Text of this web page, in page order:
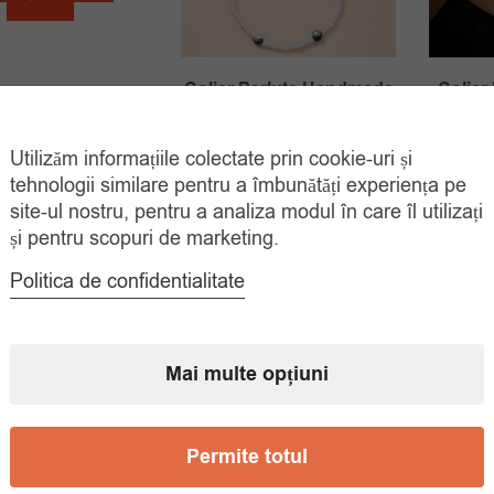
este:
Colier Perlute Handmade
60.00lei
Prețul
inițial
a
35.00 leiPrețul
curent
este:
ADAUGĂ ÎN
COȘ
Colier
Utilizăm informațiile colectate prin cookie-uri și
tehnologii similare pentru a îmbunătăți experiența pe
site-ul nostru, pentru a analiza modul în care îl utilizați
și pentru scopuri de marketing.
Politica de confidentialitate
Mai multe opțiuni
Permite totul